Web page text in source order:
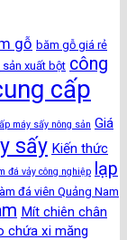
gỗ băm gỗ giá rẻ
xuất bột công
cấp
máy sấy nông sản Giá
sấy Kiến thức
đá vảy công nghiệp
lạp
đá viên Quảng Nam
Mít chiên chân
chứa xi măng